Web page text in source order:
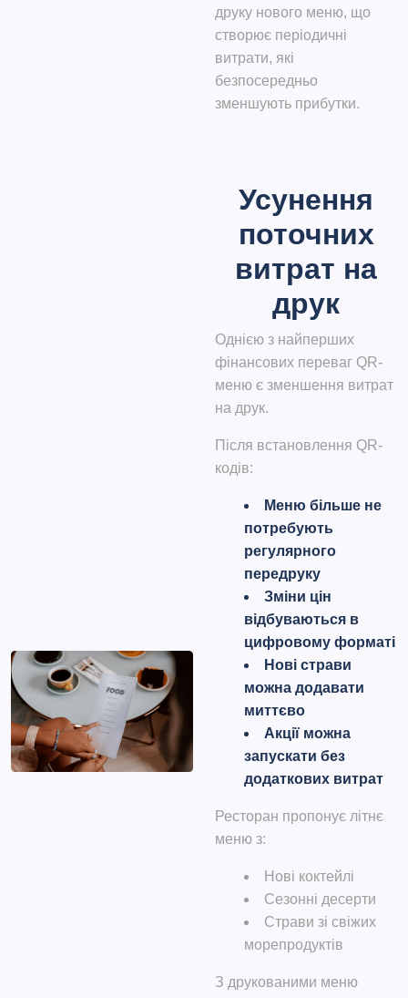
друку нового меню, що
створює періодичні
витрати, які
безпосередньо
зменшують прибутки.
Усунення
поточних
витрат на
друк
Однією з найперших
фінансових переваг QR-
меню є зменшення витрат
на друк.
Після встановлення QR-
кодів:
Меню більше не
потребують
регулярного
передруку
Зміни цін
відбуваються в
цифровому форматі
Нові страви
можна додавати
миттєво
Акції можна
запускати без
додаткових витрат
Ресторан пропонує літнє
меню з:
Нові коктейлі
Сезонні десерти
Страви зі свіжих
морепродуктів
З друкованими меню